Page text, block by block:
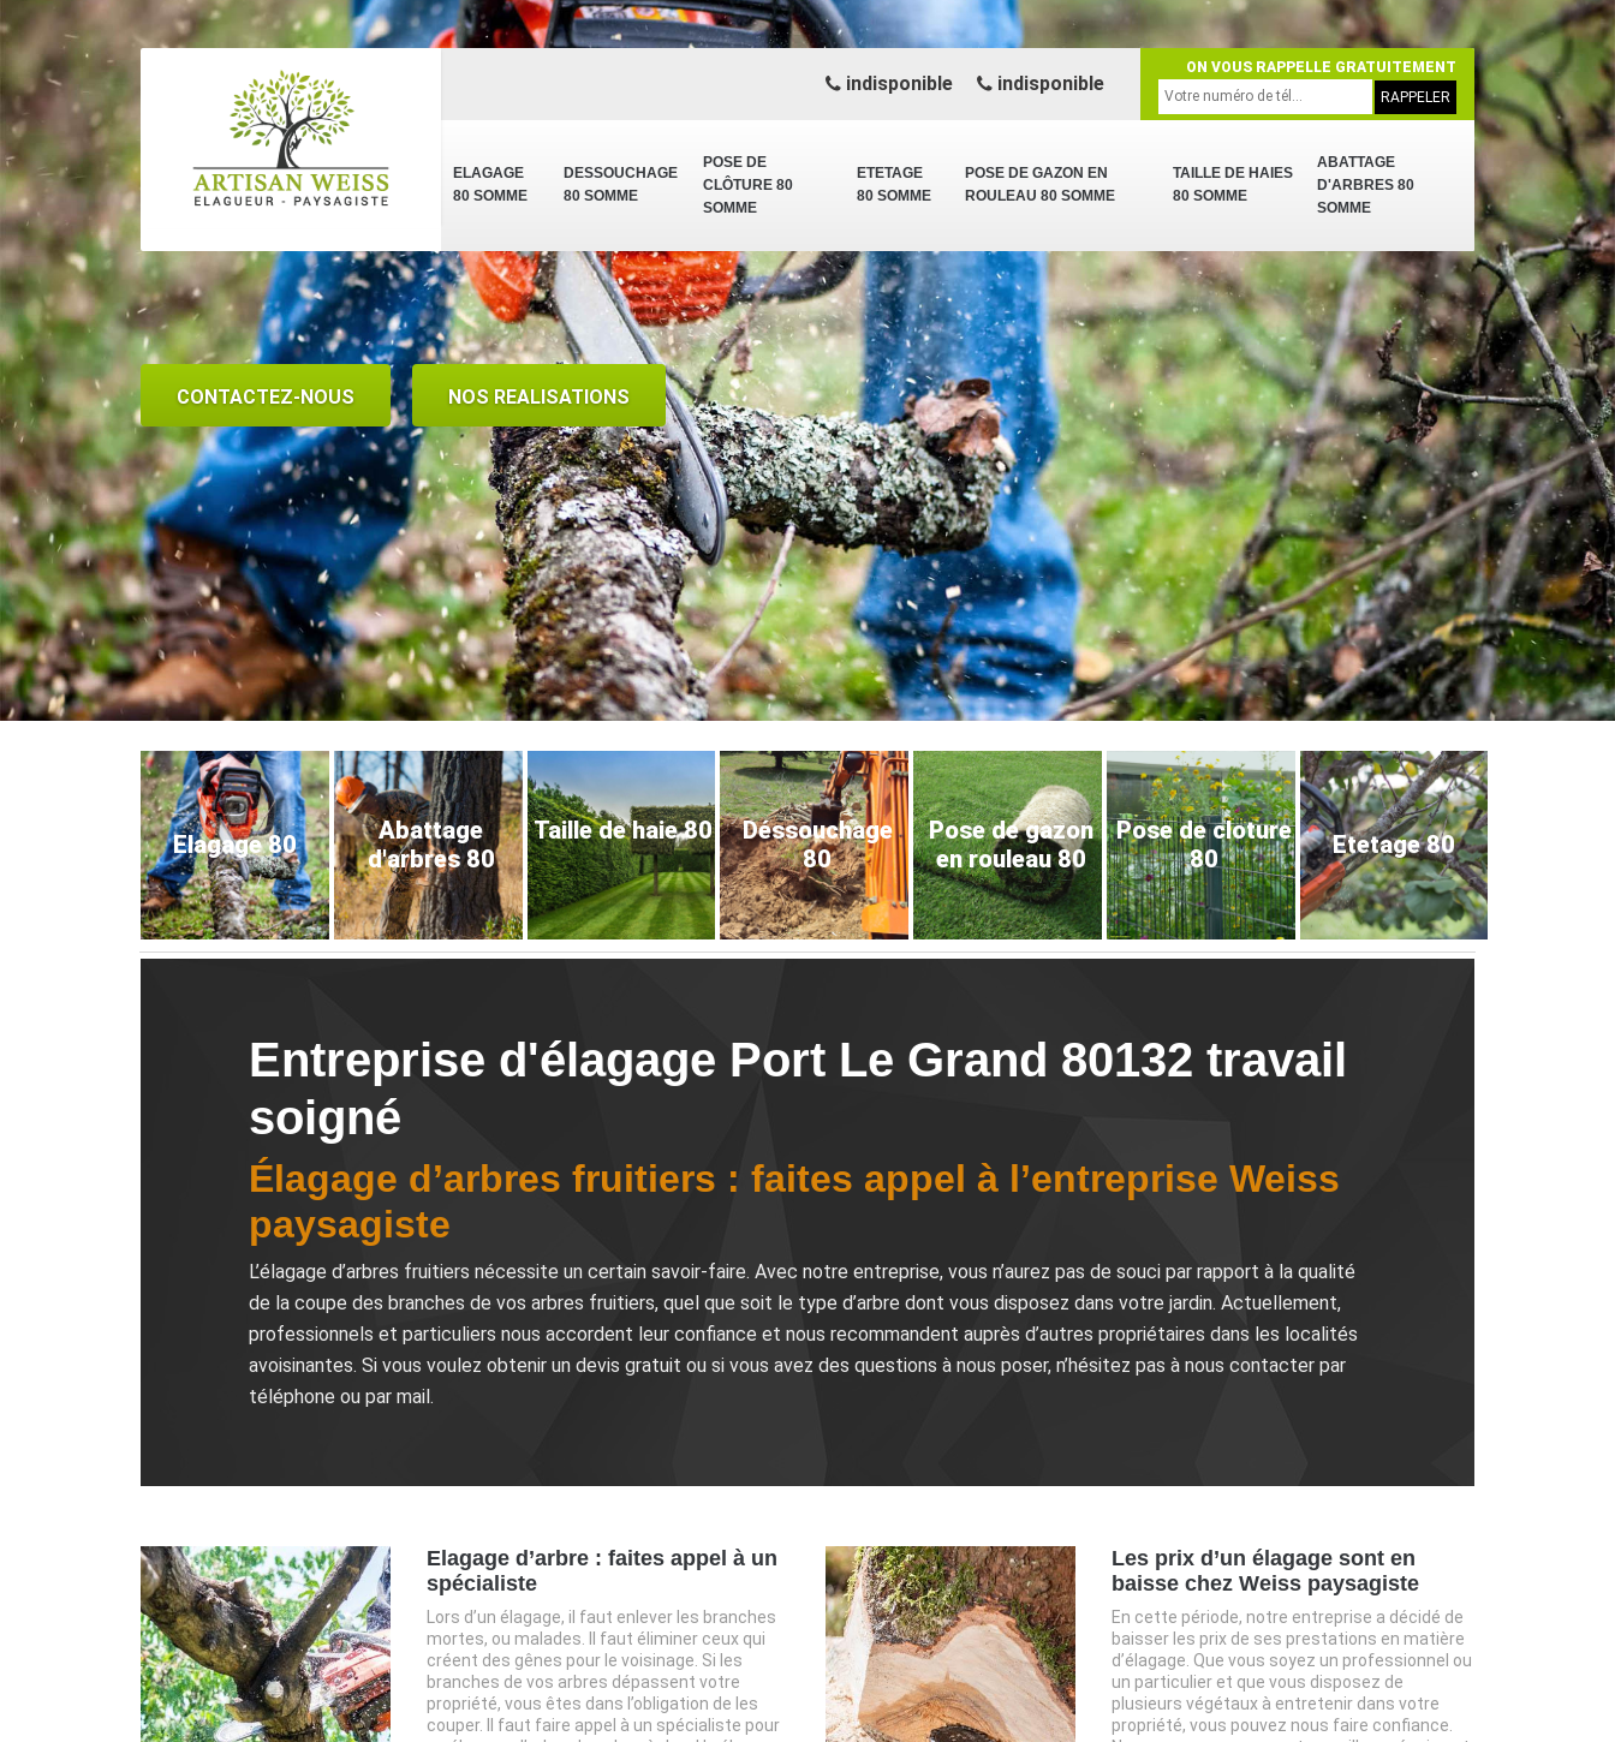
ELAGAGE
80 SOMME
DESSOUCHAGE
80 SOMME
POSE DE
CLÔTURE 80
SOMME
ETETAGE
80 SOMME
POSE DE GAZON EN
ROULEAU 80 SOMME
TAILLE DE HAIES
80 SOMME
ABATTAGE
D'ARBRES 80
SOMME
indisponible indisponible
ON VOUS RAPPELLE GRATUITEMENT
CONTACTEZ-NOUS NOS REALISATIONS
Elagage 80
Abattage
d'arbres 80
Taille de haie 80
Déssouchage
80
Pose de gazon
en rouleau 80
Pose de cloture
80
Etetage 80
Entreprise d'élagage Port Le Grand 80132 travail
soigné
Élagage d’arbres fruitiers : faites appel à l’entreprise Weiss
paysagiste
L’élagage d’arbres fruitiers nécessite un certain savoir-faire. Avec notre entreprise, vous n’aurez pas de souci par rapport à la qualité
de la coupe des branches de vos arbres fruitiers, quel que soit le type d’arbre dont vous disposez dans votre jardin. Actuellement,
professionnels et particuliers nous accordent leur confiance et nous recommandent auprès d’autres propriétaires dans les localités
avoisinantes. Si vous voulez obtenir un devis gratuit ou si vous avez des questions à nous poser, n’hésitez pas à nous contacter par
téléphone ou par mail.
Elagage d’arbre : faites appel à un
spécialiste
Lors d’un élagage, il faut enlever les branches
mortes, ou malades. Il faut éliminer ceux qui
créent des gênes pour le voisinage. Si les
branches de vos arbres dépassent votre
propriété, vous êtes dans l’obligation de les
couper. Il faut faire appel à un spécialiste pour
Les prix d’un élagage sont en
baisse chez Weiss paysagiste
En cette période, notre entreprise a décidé de
baisser les prix de ses prestations en matière
d’élagage. Que vous soyez un professionnel ou
un particulier et que vous disposez de
plusieurs végétaux à entretenir dans votre
propriété, vous pouvez nous faire confiance.